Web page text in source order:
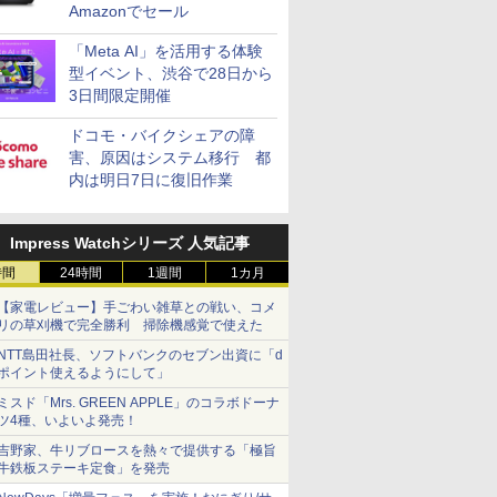
Amazonでセール
「Meta AI」を活用する体験
型イベント、渋谷で28日から
3日間限定開催
ドコモ・バイクシェアの障
害、原因はシステム移行 都
内は明日7日に復旧作業
Impress Watchシリーズ 人気記事
24時間 1週間 1カ月
家電レビュー】手ごわい雑草との戦い、コメ
の草刈機で完全勝利 掃除機感覚で使えた
島田社長、ソフトバンクのセブン出資に「d
イント使えるようにして」
スド「Mrs. GREEN APPLE」のコラボドーナ
4種、いよいよ発売！
野家、牛リブロースを熱々で提供する「極旨
鉄板ステーキ定食」を発売